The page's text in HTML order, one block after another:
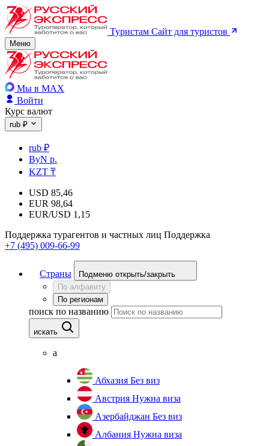
Туристам Сайт для туристов
Меню
Мы в MAX
Войти
Курс валют
rub ₽
rub ₽
ByN р.
KZT ₸
USD 85,46
EUR 98,64
EUR/USD 1,15
Поддержка турагентов и частных лиц Поддержка
+7 (495) 009-66-99
Страны
Подменю открыть/закрыть
По алфавиту
По регионам
поиск по названию
искать
а
Абхазия Без виз
Австрия Нужна виза
Азербайджан Без виз
Албания Нужна виза